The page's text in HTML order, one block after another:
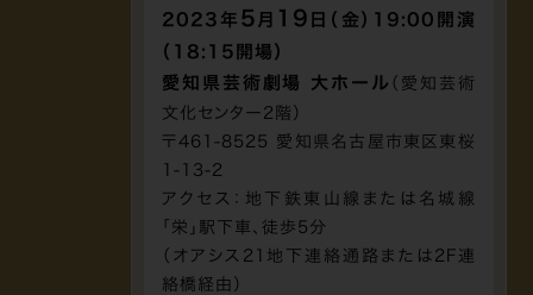
2023年 5 月 19 日（金）19:00開演
（18:15開場）
愛知県芸術劇場 大ホール （愛知芸術
文化センター2階）
〒461-8525 愛知県名古屋市東区東桜
1-13-2
アクセス：地下鉄東山線または名城線
「栄」駅下車、徒歩5分
（オアシス21地下連絡通路または2F連
絡橋経由）